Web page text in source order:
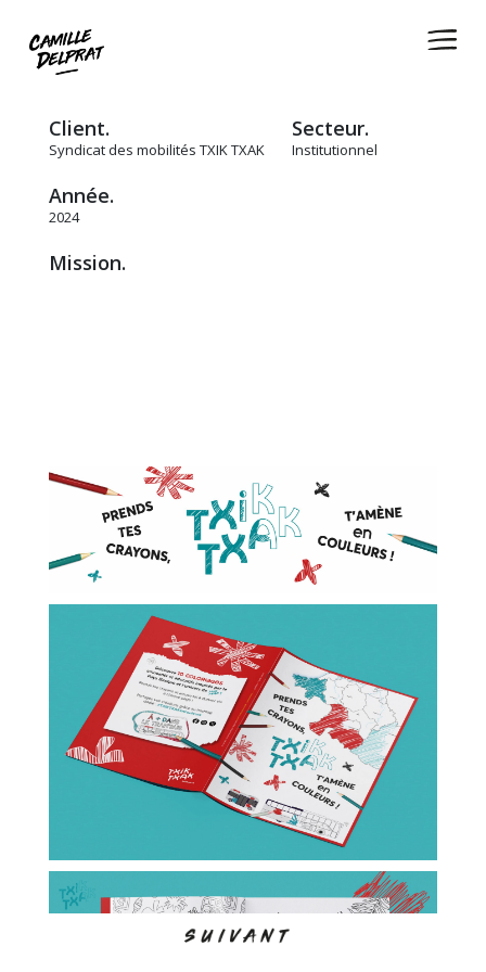
Client.
Syndicat des mobilités TXIK TXAK
Secteur.
Institutionnel
Année.
2024
Mission.